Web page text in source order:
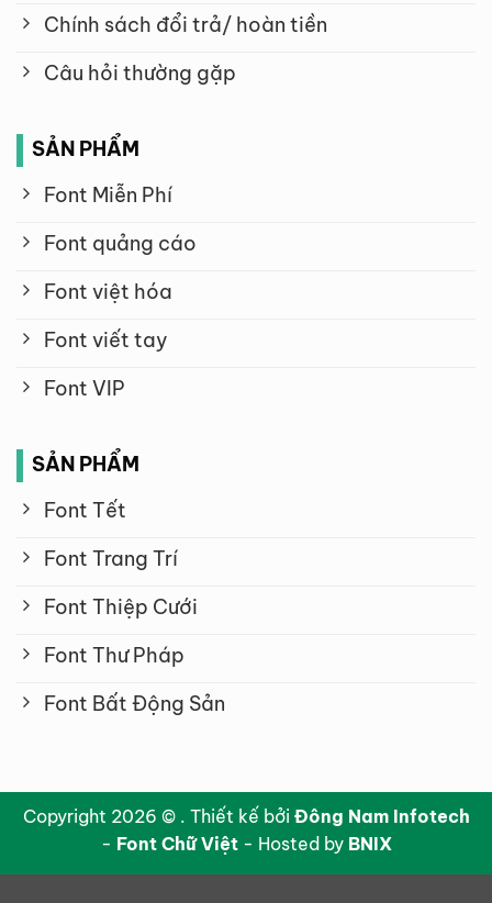
Chính sách đổi trả/ hoàn tiền
Câu hỏi thường gặp
SẢN PHẨM
Font Miễn Phí
Font quảng cáo
Font việt hóa
Font viết tay
Font VIP
SẢN PHẨM
Font Tết
Font Trang Trí
Font Thiệp Cưới
Font Thư Pháp
Font Bất Động Sản
Copyright 2026 © . Thiết kế bởi Đông Nam Infotech
- Font Chữ Việt- Hosted by BNIX